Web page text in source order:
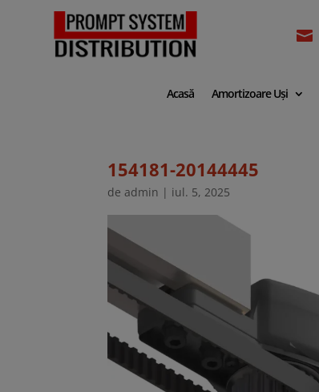

Acasă Amortizoare Uși
154181-20144445
deadmin | iul. 5, 2025